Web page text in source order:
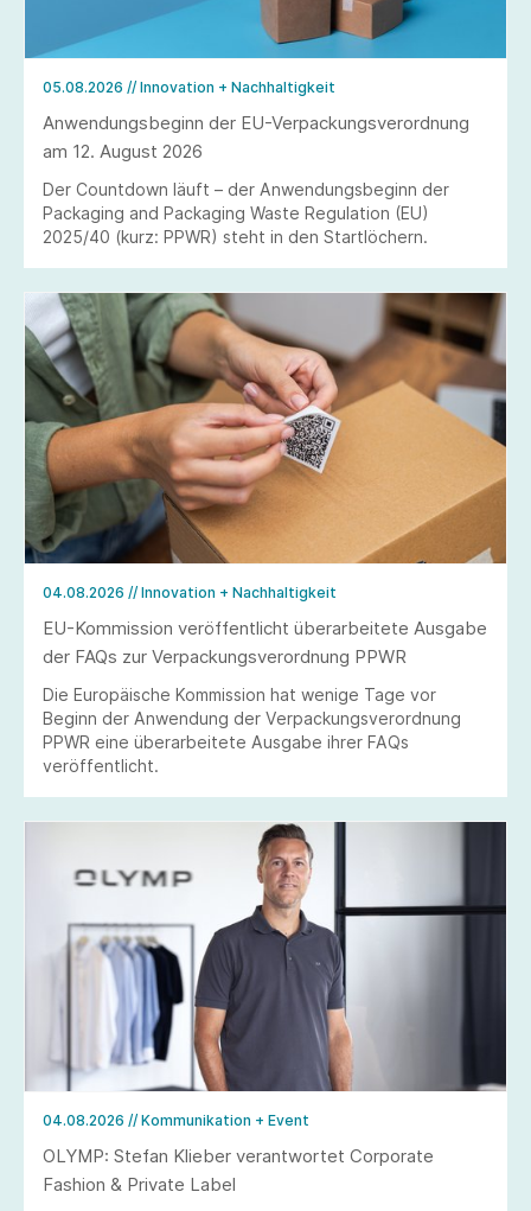
05.08.2026 // Innovation + Nachhaltigkeit
Anwendungsbeginn der EU-Verpackungsverordnung
am 12. August 2026
Der Countdown läuft – der Anwendungsbeginn der
Packaging and Packaging Waste Regulation (EU)
2025/40 (kurz: PPWR) steht in den Startlöchern.
04.08.2026 // Innovation + Nachhaltigkeit
EU-Kommission veröffentlicht überarbeitete Ausgabe
der FAQs zur Verpackungsverordnung PPWR
Die Europäische Kommission hat wenige Tage vor
Beginn der Anwendung der Verpackungsverordnung
PPWR eine überarbeitete Ausgabe ihrer FAQs
veröffentlicht.
04.08.2026 // Kommunikation + Event
OLYMP: Stefan Klieber verantwortet Corporate
Fashion & Private Label